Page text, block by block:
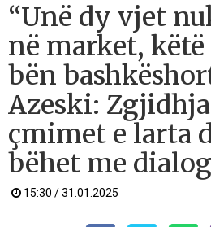
“Unë dy vjet
në market, këtë
bën
Azeski:
çmimet e larta
bëhet me dialog
15:30 / 31.01.2025